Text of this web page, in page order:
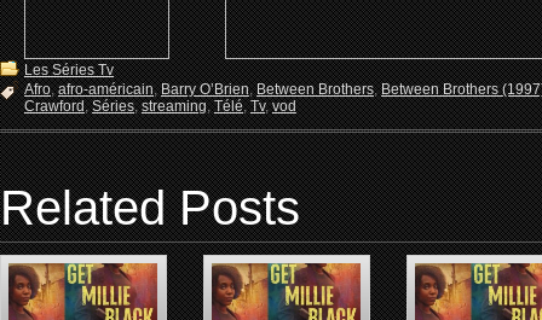
Les Séries Tv
Afro,afro-américain,Barry O’Brien,Between Brothers,Between Brothers
Crawford,Séries,streaming,Télé,Tv,vod
Related Posts